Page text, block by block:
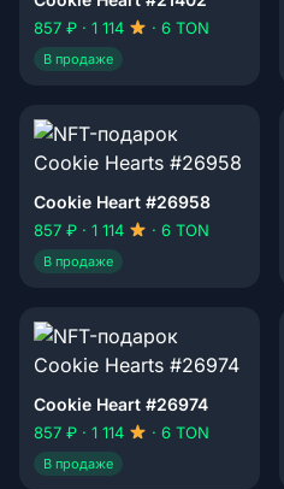
857 ₽ · 1 114 · 6 TON
В продаже
Cookie Heart #26958
857 ₽ · 1 114 · 6 TON
В продаже
Cookie Heart #26974
857 ₽ · 1 114 · 6 TON
В продаже